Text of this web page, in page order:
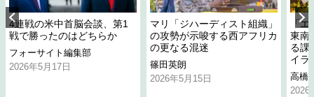
4連戦の米中首脳会談、第1
戦で勝ったのはどちらか
フォーサイト編集部
2026年5月17日
マリ「ジハーディスト組織」
の攻勢が示唆する西アフリカ
の更なる混迷
篠田英朗
2026年5月15日
「
東南
る課
イラ
高橋
2026